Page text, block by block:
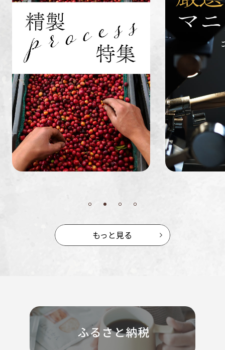
業務用 定期便
インドネシ
ア
ホンジュラ
ス
ミャンマー ルワンダ
もっと見る